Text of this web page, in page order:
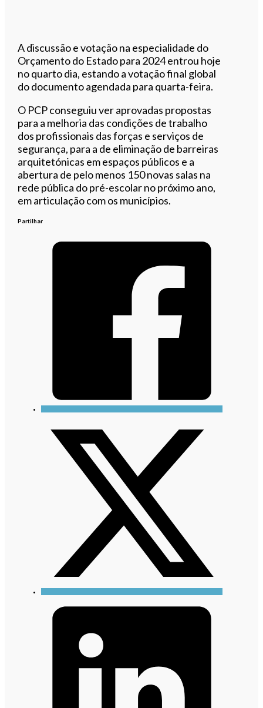
A discussão e votação na especialidade do
Orçamento do Estado para 2024 entrou hoje
no quarto dia, estando a votação final global
do documento agendada para quarta-feira.
O PCP conseguiu ver aprovadas propostas
para a melhoria das condições de trabalho
dos profissionais das forças e serviços de
segurança, para a de eliminação de barreiras
arquitetónicas em espaços públicos e a
abertura de pelo menos 150 novas salas na
rede pública do pré-escolar no próximo ano,
em articulação com os municípios.
Partilhar